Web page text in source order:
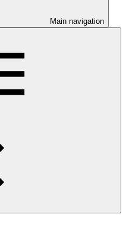
Main navigation